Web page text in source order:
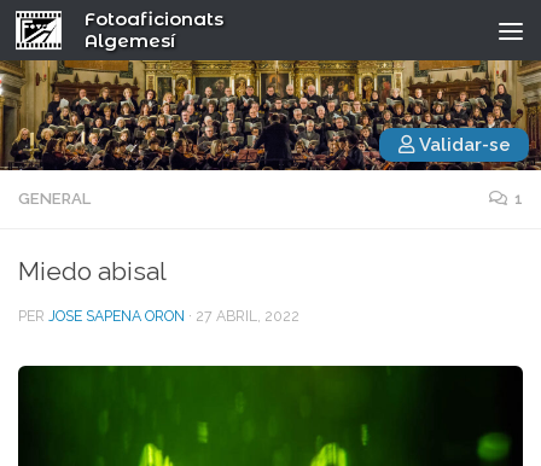
Fotoaficionats
Algemesí
Validar-se
GENERAL 1
Miedo abisal
PER JOSE SAPENA ORON · 27 ABRIL, 2022